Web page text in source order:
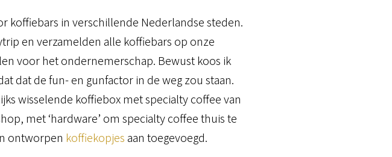
koffiebars in verschillende Nederlandse steden.
en verzamelden alle koffiebars op onze
voor het ondernemerschap. Bewust koos ik
dat de fun- en gunfactor in de weg zou staan.
wisselende koffiebox met specialty coffee van
met ‘hardware’ om specialty coffee thuis te
ontworpen koffiekopjesaan toegevoegd.